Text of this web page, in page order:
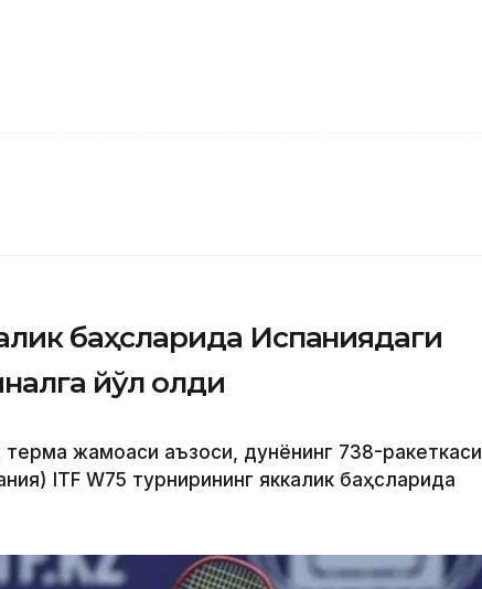
баҳсларида Испаниядаги
йўл олди
терма жамоаси аъзоси, дунёнинг 738-ракеткаси
ITF W75 турнирининг яккалик баҳсларида